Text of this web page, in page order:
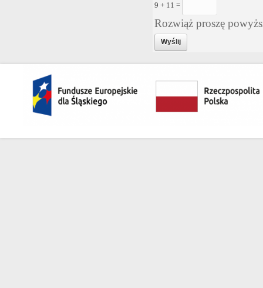
9 + 11 =
Rozwiąż proszę